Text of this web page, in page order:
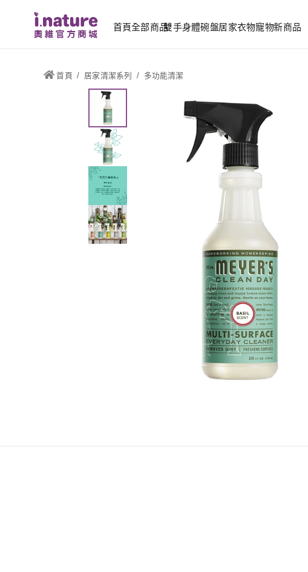
首頁全部商品雙手身體碗盤居家衣物寵物新商品
首頁 / 居家清潔系列 / 多功能清潔